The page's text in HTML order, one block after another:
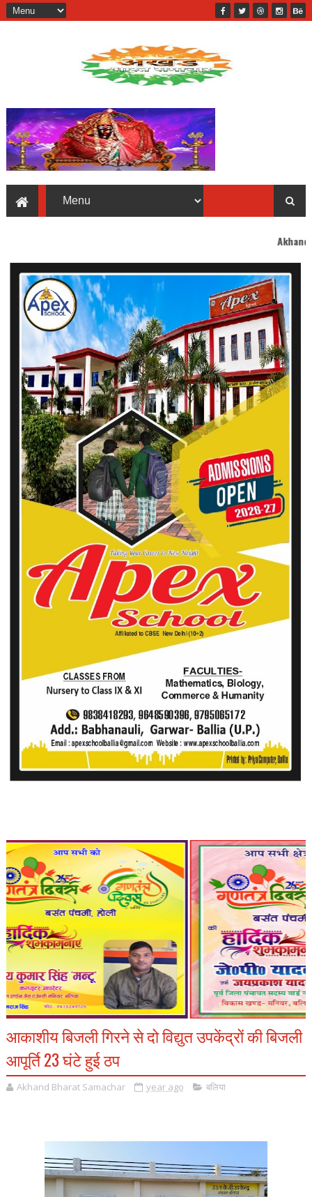
Akhand Bharat
आकाशीय बिजली गिरने से दो विद्युत उपकेंद्रों की बिजली
आपूर्ति 23 घंटे हुई ठप
Akhand Bharat Samachar year ago बलिया